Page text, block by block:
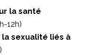
la santé
12h)
sexualité liés à